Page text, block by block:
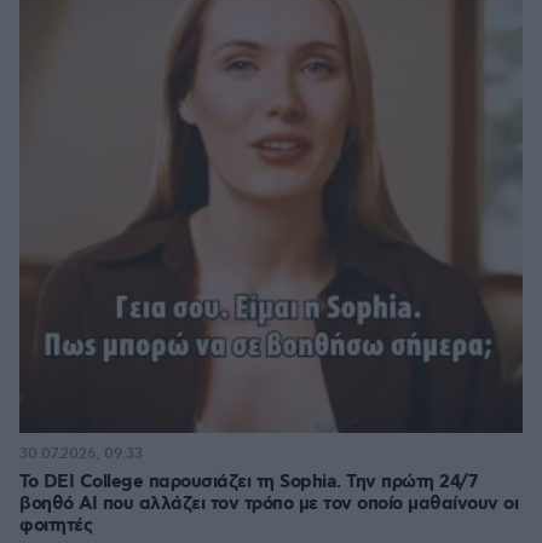
Το DEI College παρουσιάζει τη Sophia. Την πρώτη 24/7
βοηθό AI που αλλάζει τον τρόπο με τον οποίο μαθαίνουν οι
φοιτητές
30.07.2026, 09:33